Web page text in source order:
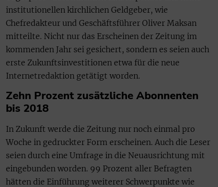
institutionellen kirchlichen Geldgeber, wie
Chefredakteur und Geschäftsführer Oliver Maksan
mitteilte. Nicht nur das Erscheinen der Zeitung im
kommenden Jahr sei gesichert, sondern es seien auch
erste Zukunftsinvestitionen etwa für die neue
Internetredaktion getätigt worden.
Zehn Prozent zusätzliche Abonnenten
bis 2018
In Zukunft werde die Zeitung nur noch einmal pro
Woche in gedruckter Form erscheinen. Auch die Leser
seien durch eine Umfrage in die Neuausrichtung mit
eingebunden worden. 99 Prozent aller Befragten
hätten die Einführung weiterer Schwerpunkte wie